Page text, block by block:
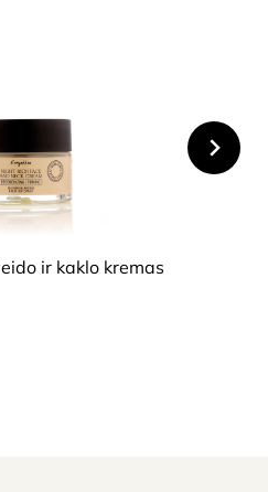
ir kaklo kremas